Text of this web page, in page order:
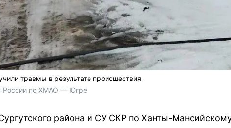
травмы в результате происшествия.
России по ХМАО — Югре
района и СУ СКР по Ханты-